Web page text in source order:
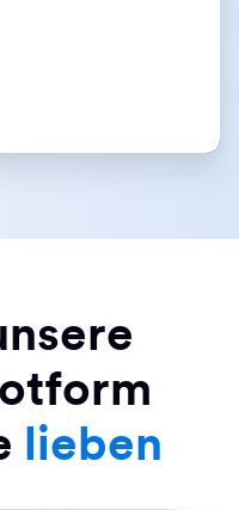
lieben